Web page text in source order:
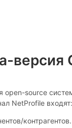
версия
source
NetProfile входят:
контрагентов.